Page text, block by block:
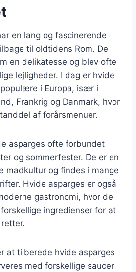
en lang og fascinerende
til oldtidens Rom. De
en delikatesse og blev ofte
lejligheder. I dag er hvide
i Europa, især i
Frankrig og Danmark, hvor
af forårsmenuer.
asparges ofte forbundet
og sommerfester. De er en
madkultur og findes i mange
Hvide asparges er også
gastronomi, hvor de
ingredienser for at
at tilberede hvide asparges
med forskellige saucer